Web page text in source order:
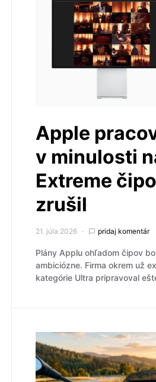
Apple
v minulosti
Extreme
zrušil
21. júla 2026 pridaj komentár
Plány Applu ohľadom čipov
ambiciózne. Firma okrem už
kategórie Ultra pripravoval